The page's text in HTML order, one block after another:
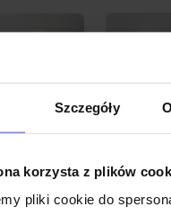
Szczegóły
korzysta z plików
pliki cookie do